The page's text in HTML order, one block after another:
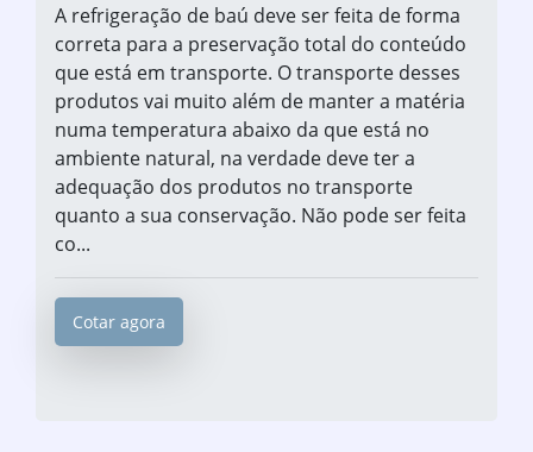
A refrigeração de baú deve ser feita de forma
correta para a preservação total do conteúdo
que está em transporte. O transporte desses
produtos vai muito além de manter a matéria
numa temperatura abaixo da que está no
ambiente natural, na verdade deve ter a
adequação dos produtos no transporte
quanto a sua conservação. Não pode ser feita
co...
Cotar agora